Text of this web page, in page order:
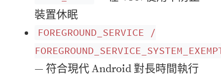
裝置休眠
FOREGROUND_SERVICE /
— 符合現代 Android 對長時間執行